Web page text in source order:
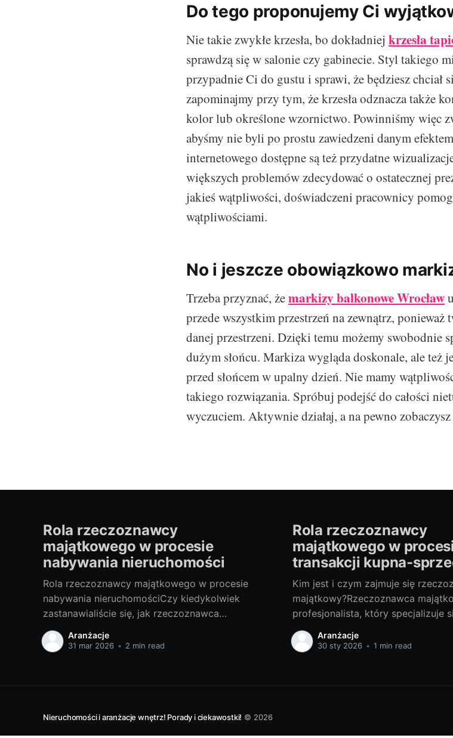
Do tego proponujemy Ci
Nie takie zwykłe krzesła, bo dokładniej krzesła
sprawdzą się w salonie czy gabinecie. Styl takiego
przypadnie Ci do gustu i sprawi, że będziesz chciał
zapominajmy przy tym, że krzesła odznacza także
kolor lub określone wzornictwo. Powinniśmy więc
abyśmy nie byli po prostu zawiedzeni danym
internetowego dostępne są też przydatne
większych problemów zdecydować o ostatecznej
jakieś wątpliwości, doświadczeni pracownicy
wątpliwościami.
No i jeszcze obowiązkowo
Trzeba przyznać, żemarkizy balkonowe Wrocław
przede wszystkim przestrzeń na zewnątrz, ponieważ
danej przestrzeni. Dzięki temu możemy swobodnie
dużym słońcu. Markiza wygląda doskonale, ale też
przed słońcem w upalny dzień. Nie mamy
takiego rozwiązania. Spróbuj podejść do całości
wyczuciem. Aktywnie działaj, a na pewno
Rola rzeczoznawcy
majątkowego w procesie
nabywania nieruchomości
Rola rzeczoznawcy majątkowego w procesie
nabywania nieruchomościCzy kiedykolwiek
zastanawialiście się, jak rzeczoznawca
majątkowy wpływa na proces nabywania
nieruchomości? Czy warto skorzystać z jego
Wam tajniki tej profesji. I. Poznajemy tajniki
jest rzeczoznawca majątkowy i
Aranżacje
31 mar 2026 • 2 min read
Rola rzeczoznawcy
majątkowego w
transakcji kupna-
Kim jest i czym zajmuje się
majątkowy?Rzeczoznawca
profesjonalista, który specjalizuje
szacowaniu wartości
domy, mieszkania, grunt czy też
dokładnie ocenić stan techniczny
Aranżacje
30 sty 2026 • 1 min read
Nieruchomości i aranżacje wnętrz! Porady i ciekawostki! © 2026